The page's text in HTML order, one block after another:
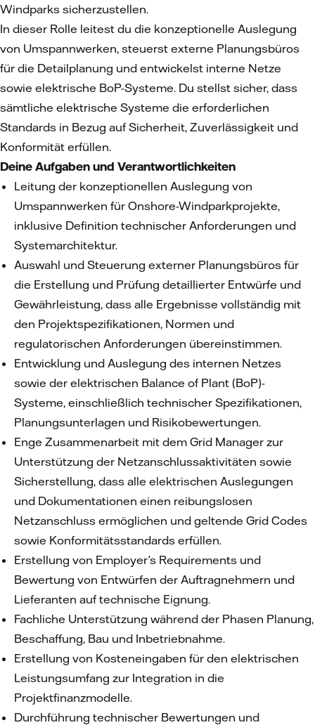
Windparks sicherzustellen.
In dieser Rolle leitest du die konzeptionelle Auslegung
von Umspannwerken, steuerst externe Planungsbüros
für die Detailplanung und entwickelst interne Netze
sowie elektrische BoP-Systeme. Du stellst sicher, dass
sämtliche elektrische Systeme die erforderlichen
Standards in Bezug auf Sicherheit, Zuverlässigkeit und
Konformität erfüllen.
Deine Aufgaben und Verantwortlichkeiten
Leitung der konzeptionellen Auslegung von
Umspannwerken für Onshore-Windparkprojekte,
inklusive Definition technischer Anforderungen und
Systemarchitektur.
Auswahl und Steuerung externer Planungsbüros für
die Erstellung und Prüfung detaillierter Entwürfe und
Gewährleistung, dass alle Ergebnisse vollständig mit
den Projektspezifikationen, Normen und
regulatorischen Anforderungen übereinstimmen.
Entwicklung und Auslegung des internen Netzes
sowie der elektrischen Balance of Plant (BoP)-
Systeme, einschließlich technischer Spezifikationen,
Planungsunterlagen und Risikobewertungen.
Enge Zusammenarbeit mit dem Grid Manager zur
Unterstützung der Netzanschlussaktivitäten sowie
Sicherstellung, dass alle elektrischen Auslegungen
und Dokumentationen einen reibungslosen
Netzanschluss ermöglichen und geltende Grid Codes
sowie Konformitätsstandards erfüllen.
Erstellung von Employer’s Requirements und
Bewertung von Entwürfen der Auftragnehmern und
Lieferanten auf technische Eignung.
Fachliche Unterstützung während der Phasen Planung,
Beschaffung, Bau und Inbetriebnahme.
Erstellung von Kosteneingaben für den elektrischen
Leistungsumfang zur Integration in die
Projektfinanzmodelle.
Durchführung technischer Bewertungen und